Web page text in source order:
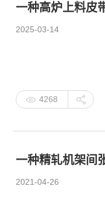
2025-03-14
4268
2021-04-26